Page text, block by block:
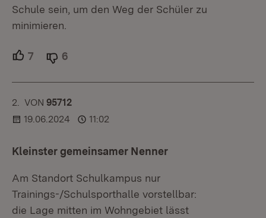
Schule sein, um den Weg der Schüler zu
minimieren.
7 Unterstützer.
6
2. KOMMENTAR
VON :95712
19.06.2024
11:02
Kleinster gemeinsamer Nenner
Am Standort Schulkampus nur
Trainings-/Schulsporthalle vorstellbar:
die Lage mitten im Wohngebiet lässt